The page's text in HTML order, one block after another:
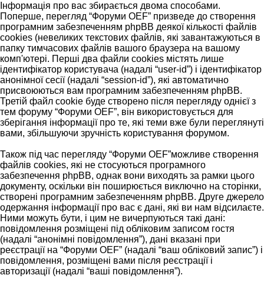
Інформація про вас збирається двома способами.
Поперше, перегляд “Форуми OEF” призведе до створення
програмним забезпеченням phpBB деякої кількості файлів
cookies (невеликих текстових файлів, які завантажуються в
папку тимчасових файлів вашого браузера на вашому
комп'ютері. Перші два файли cookies містять лише
ідентифікатор користувача (надалі “user-id”) і ідентифікатор
анонімної сесії (надалі “session-id”), які автоматично
присвоюються вам програмним забезпеченням phpBB.
Третій файл cookie буде створено після перегляду однієї з
тем форуму “Форуми OEF”, він використовується для
зберігання інформації про те, які теми вже були переглянуті
вами, збільшуючи зручність користування форумом.
Також під час перегляду “Форуми OEF”можливе створення
файлів cookies, які не стосуються програмного
забезпечення phpBB, однак вони виходять за рамки цього
документу, оскільки він поширюється виключно на сторінки,
створені програмним забезпеченням phpBB. Друге джерело
одержання інформації про вас є дані, які ви нам відсилаєте.
Ними можуть бути, і цим не вичерпуються такі дані:
повідомлення розміщені під обліковим записом гостя
(надалі “анонімні повідомлення”), дані вказані при
реєстрації на “Форуми OEF” (надалі “ваш обліковий запис”) і
повідомлення, розміщені вами після реєстрації і
авторизації (надалі “ваші повідомлення”).